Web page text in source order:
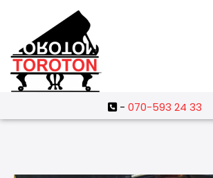
- 070-593 24 33